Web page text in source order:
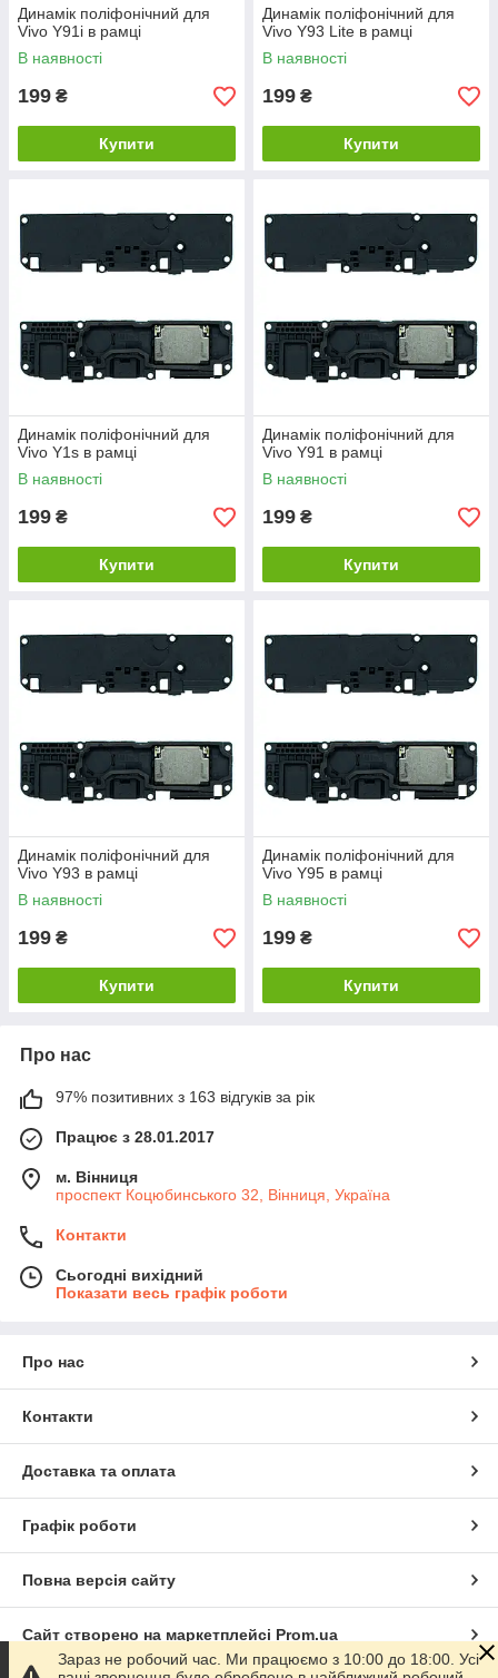
Динамік поліфонічний для
Vivo Y91i в рамці
В наявності
199 ₴
Купити
Динамік поліфонічний для
Vivo Y93 Lite в рамці
В наявності
199 ₴
Купити
Динамік поліфонічний для
Vivo Y1s в рамці
В наявності
199 ₴
Купити
Динамік поліфонічний для
Vivo Y91 в рамці
В наявності
199 ₴
Купити
Динамік поліфонічний для
Vivo Y93 в рамці
В наявності
199 ₴
Купити
Динамік поліфонічний для
Vivo Y95 в рамці
В наявності
199 ₴
Купити
Про нас
97% позитивних з 163 відгуків за рік
Працює з 28.01.2017
м. Вінниця
проспект Коцюбинського 32, Вінниця, Україна
Контакти
Сьогодні вихідний
Показати весь графік роботи
Про нас
Контакти
Доставка та оплата
Графік роботи
Повна версія сайту
Сайт створено на маркетплейсі Prom.ua
Зараз не робочий час. Ми працюємо з 10:00 до 18:00. Усі